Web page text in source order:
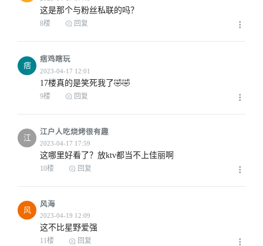
2023-04-17 04:47
这是那个与粉丝私联的吗？
8楼 回复
痞
痞鸡瞎玩
17楼真的是笑死我了🤣🤣
9楼 回复
江
江户人吃烧烤很有趣
这哪里好看了？放ktv都当不上佳丽啊
10楼 回复
风
风海
这不比星野爱强
11楼 回复